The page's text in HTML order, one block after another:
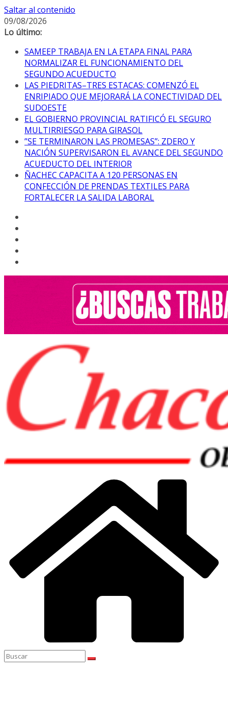
Saltar al contenido
09/08/2026
Lo último:
SAMEEP TRABAJA EN LA ETAPA FINAL PARA
NORMALIZAR EL FUNCIONAMIENTO DEL
SEGUNDO ACUEDUCTO
LAS PIEDRITAS–TRES ESTACAS: COMENZÓ EL
ENRIPIADO QUE MEJORARÁ LA CONECTIVIDAD DEL
SUDOESTE
EL GOBIERNO PROVINCIAL RATIFICÓ EL SEGURO
MULTIRRIESGO PARA GIRASOL
”SE TERMINARON LAS PROMESAS”: ZDERO Y
NACIÓN SUPERVISARON EL AVANCE DEL SEGUNDO
ACUEDUCTO DEL INTERIOR
ÑACHEC CAPACITA A 120 PERSONAS EN
CONFECCIÓN DE PRENDAS TEXTILES PARA
FORTALECER LA SALIDA LABORAL